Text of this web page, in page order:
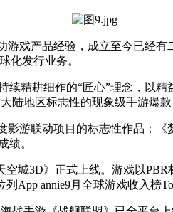
戏产品经验，成立至今已经
化发行业务。
精耕细作的“匠心”理念，以
陆地区标志性的现象级手游爆
游联动项目的标志性作品；
绩。
城3D》正式上线。游戏以
App annie9月全球游戏收入榜